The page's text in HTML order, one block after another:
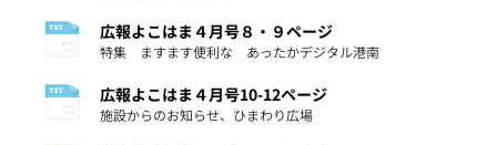
広報よこはま４月号８・９ページ
特集 ますます便利な あったかデジタル港南
広報よこはま４月号10-12ページ
施設からのお知らせ、ひまわり広場